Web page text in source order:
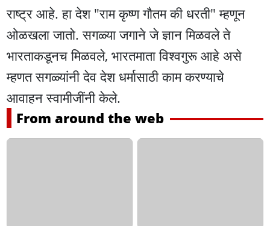
राष्ट्र आहे. हा देश "राम कृष्ण गौतम की धरती" म्हणून
ओळखला जातो. सगळ्या जगाने जे ज्ञान मिळवले ते
भारताकडूनच मिळवले, भारतमाता विश्वगुरू आहे असे
म्हणत सगळ्यांनी देव देश धर्मासाठी काम करण्याचे
आवाहन स्वामीजींनी केले.
From around the web